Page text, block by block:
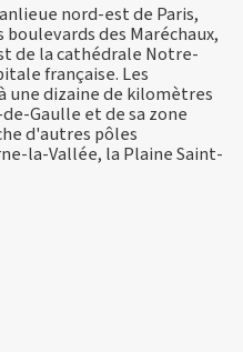
nord-est de Paris,
des Maréchaux,
de la cathédrale Notre-
française. Les
une dizaine de kilomètres
Gaulle et de sa zone
d'autres pôles
la-Vallée, la Plaine Saint-